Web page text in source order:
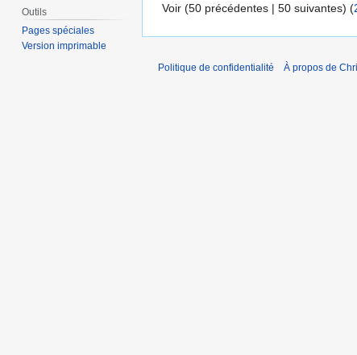
Voir (50 précédentes | 50 suivantes) (
Outils
Pages spéciales
Version imprimable
Politique de confidentialité
À propos de